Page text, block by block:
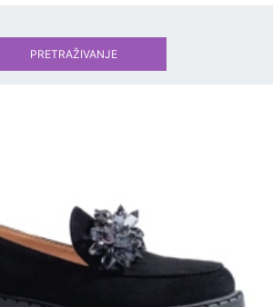
PRETRAŽIVANJE